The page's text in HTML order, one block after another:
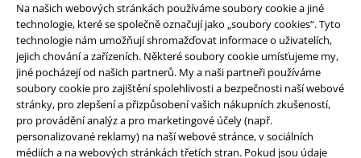
Na našich webových stránkách používáme soubory cookie a jiné
technologie, které se společně označují jako „soubory cookies“. Tyto
technologie nám umožňují shromažďovat informace o uživatelích,
jejich chování a zařízeních. Některé soubory cookie umísťujeme my,
jiné pocházejí od našich partnerů. My a naši partneři používáme
soubory cookie pro zajištění spolehlivosti a bezpečnosti naší webové
stránky, pro zlepšení a přizpůsobení vašich nákupních zkušeností,
pro provádění analýz a pro marketingové účely (např.
personalizované reklamy) na naší webové stránce, v sociálních
médiích a na webových stránkách třetích stran. Pokud jsou údaje
Právní informace
Podmínky